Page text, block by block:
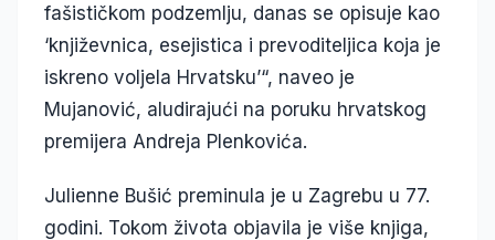
fašističkom podzemlju, danas se opisuje kao
‘književnica, esejistica i prevoditeljica koja je
iskreno voljela Hrvatsku’“, naveo je
Mujanović, aludirajući na poruku hrvatskog
premijera Andreja Plenkovića.
Julienne Bušić preminula je u Zagrebu u 77.
godini. Tokom života objavila je više knjiga,